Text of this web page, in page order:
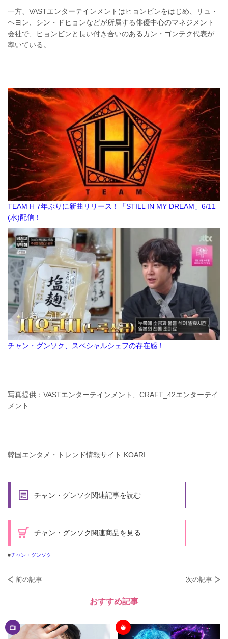
一方、VASTエンターテインメントはヒョンビンをはじめ、リュ・
ヘヨン、シン・ドヒョンなどが所属する俳優中心のマネジメント
会社で、ヒョンビンと長い付き合いのあるカン・ゴンテク代表が
率いている。
TEAM H 7年ぶりに新曲リリース！「STILL IN MY DREAM」6/11
(水)配信！
チャン・グンソク、スペシャルシェフの存在感！
写真提供：VASTエンターテインメント、CRAFT_42エンターテイ
メント
韓国エンタメ・トレンド情報サイト KOARI
チャン・グンソク関連記事を読む
チャン・グンソク関連商品を見る
チャン・グンソク
前の記事 次の記事
おすすめ記事